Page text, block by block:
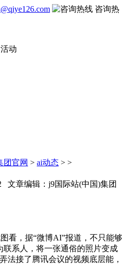
咨询热
动
团官网 > ai动态 > >
文章编辑：j9国际站(中国)集团
，据“微博AI”报道，不只能够
联系人，将一张通俗的照片变成
法接了腾讯会议的视频底层能，